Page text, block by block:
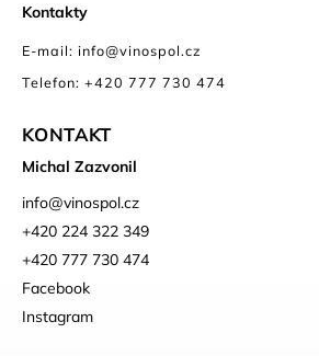
Kontakty
E-mail: info@vinospol.cz
Telefon: +420 777 730 474
KONTAKT
Michal Zazvonil
info@vinospol.cz
+420 224 322 349
+420 777 730 474
Facebook
Instagram